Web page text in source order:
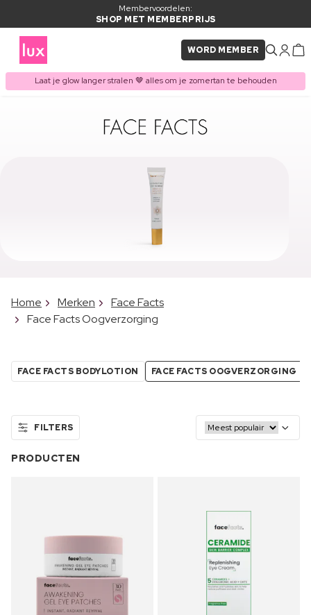
Membervoordelen:
SHOP MET MEMBERPRIJS
WORD MEMBER
Laat je glow langer stralen 🤎 alles om je zomertan te behouden
Home Merken
Face Facts
Face Facts Oogverzorging
FACE FACTS BODYLOTION FACE FACTS OOGVERZORGING
FILTERS
PRODUCTEN